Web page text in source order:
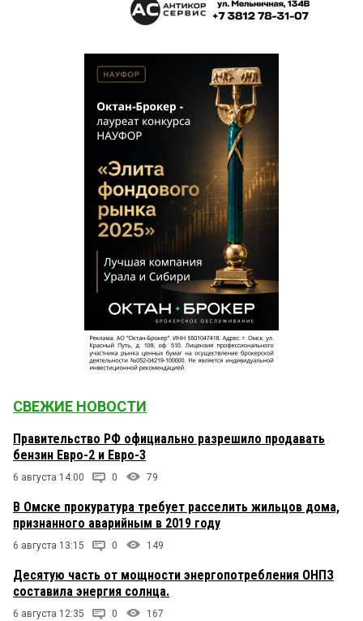
СВЕЖИЕ НОВОСТИ
Правительство РФ официально разрешило продавать
бензин Евро-2 и Евро-3
6 августа 14:00 0 79
В Омске прокуратура требует расселить жильцов дома,
признанного аварийным в 2019 году
6 августа 13:15 0 149
Десятую часть от мощности энергопотребления ОНПЗ
составила энергия солнца.
6 августа 12:35 0 167